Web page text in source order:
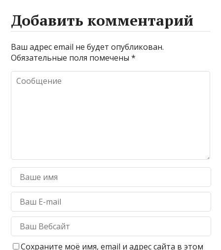
Добавить комментарий
Ваш адрес email не будет опубликован.
Обязательные поля помечены*
Сохраните моё имя, email и адрес сайта в этом